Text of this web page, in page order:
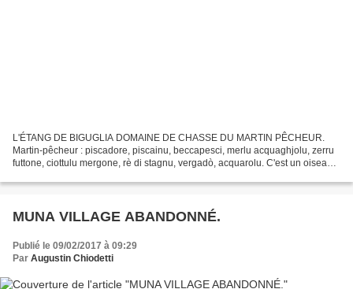
L'ÉTANG DE BIGUGLIA DOMAINE DE CHASSE DU MARTIN PÊCHEUR.
Martin-pêcheur : piscadore, piscainu, beccapesci, merlu acquaghjolu, zerru
futtone, ciottulu mergone, rè di stagnu, vergadò, acquarolu. C'est un oiseau
MUNA VILLAGE ABANDONNÉ.
Publié le 09/02/2017 à 09:29
Par Augustin Chiodetti